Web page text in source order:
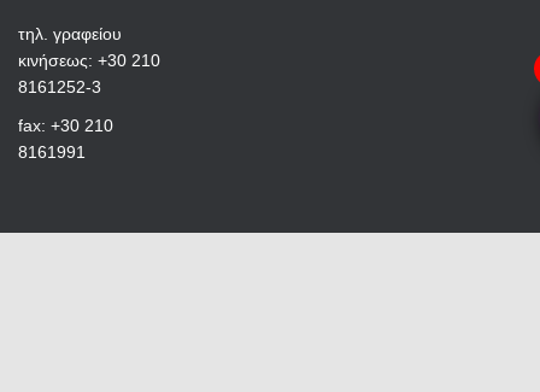
τηλ. γραφείου
κινήσεως: +30 210
8161252-3
fax: +30 210
8161991